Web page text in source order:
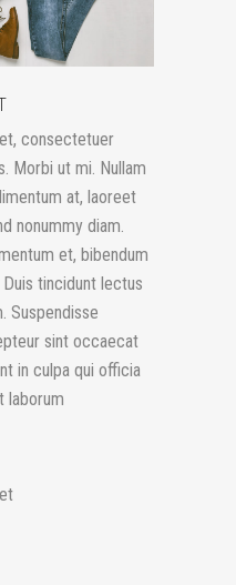
consectetuer
Morbi ut mi. Nullam
at, laoreet
nonummy diam.
et, bibendum
tincidunt lectus
Suspendisse
sint occaecat
in culpa qui officia
laborum